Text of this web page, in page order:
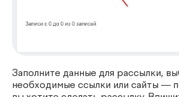
Заполните данные для рассылки,
необходимые ссылки или сайты —